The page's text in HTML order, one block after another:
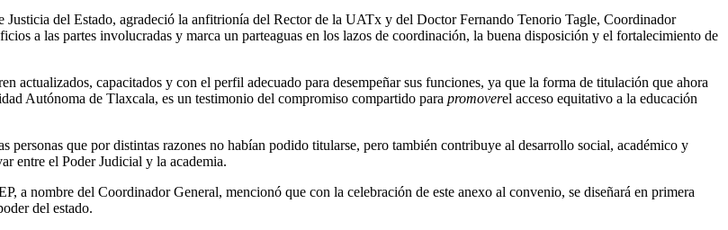
del Estado, agradeció la anfitrionía del Rector de la UATx y del Doctor Fernando Tenorio Tagle, Coordinador
a las partes involucradas y marca un parteaguas en los lazos de coordinación, la buena disposición y el fortalecimiento de
actualizados, capacitados y con el perfil adecuado para desempeñar sus funciones, ya que la forma de titulación que ahora
Autónoma de Tlaxcala, es un testimonio del compromiso compartido para promoverel acceso equitativo a la educación
que por distintas razones no habían podido titularse, pero también contribuye al desarrollo social, académico y
entre el Poder Judicial y la academia.
a nombre del Coordinador General, mencionó que con la celebración de este anexo al convenio, se diseñará en primera
del estado.